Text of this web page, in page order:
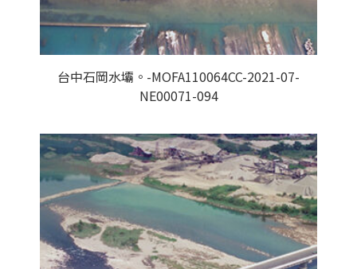
台中石岡水壩。-MOFA110064CC-2021-07-
NE00071-094